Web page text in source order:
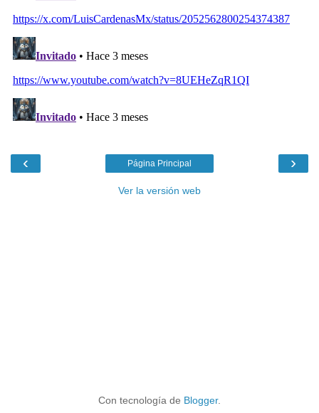
‹ ›
Página Principal
Ver la versión web
Con tecnología de Blogger.